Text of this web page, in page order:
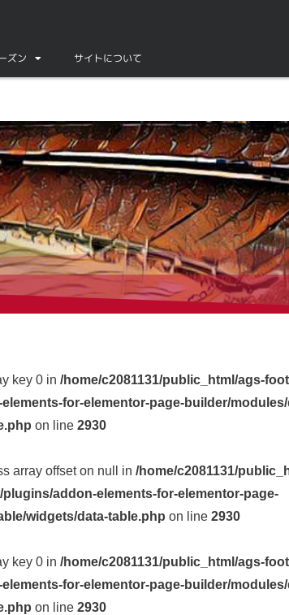
ズン サイトについて
key 0 in /home/c2081131/public_html/ags-
for-elementor-page-builder/
on line 2930
array offset on null in /home/c2081131/
addon-elements-for-elementor-page-
widgets/data-table.php on line 2930
key 0 in /home/c2081131/public_html/ags-
for-elementor-page-builder/
on line 2930